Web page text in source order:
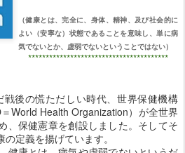
（健康とは、完全に、身体、精神、及び社会的に
よい（安寧な）状態であることを意味し、単に病
気でないとか、虚弱でないということではない）
****************************************
後の慌ただしい時代、世界保健機構
＝World Health Organization）が全世界
、保健憲章を創設しました。そしてそ
定義を揚げています。